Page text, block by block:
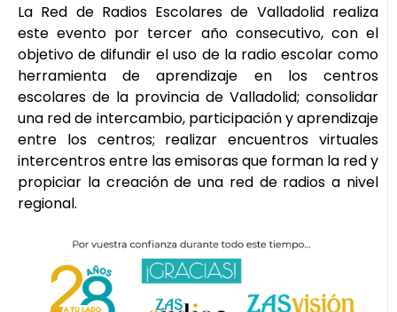
La Red de Radios Escolares de Valladolid realiza
este evento por tercer año consecutivo, con el
objetivo de difundir el uso de la radio escolar como
herramienta de aprendizaje en los centros
escolares de la provincia de Valladolid; consolidar
una red de intercambio, participación y aprendizaje
entre los centros; realizar encuentros virtuales
intercentros entre las emisoras que forman la red y
propiciar la creación de una red de radios a nivel
regional.